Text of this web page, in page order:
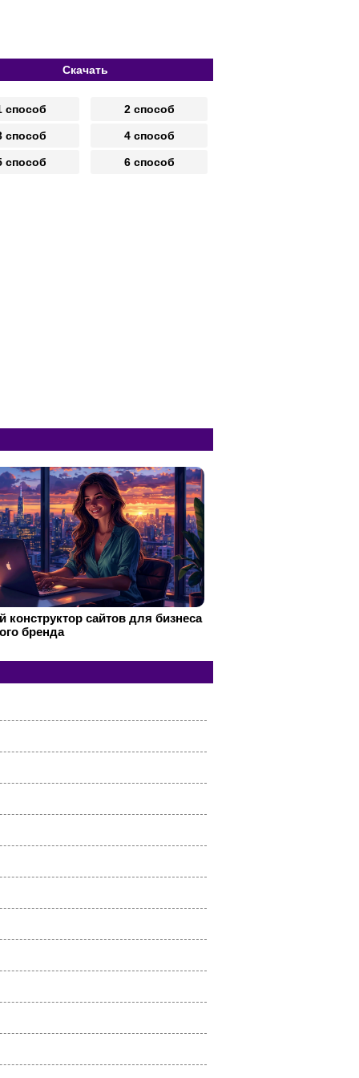
Скачать
способ 2 способ
способ 4 способ
способ 6 способ
конструктор сайтов для бизнеса
бренда